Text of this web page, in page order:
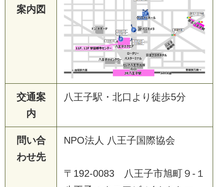
案内図
交通案
内
八王子駅・北口より徒歩5分
問い合
わせ先
NPO法人 八王子国際協会
〒192-0083 八王子市旭町９-１